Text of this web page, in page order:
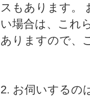
スもあります。
い場合は、これ
ありますので、
2. お伺いするの